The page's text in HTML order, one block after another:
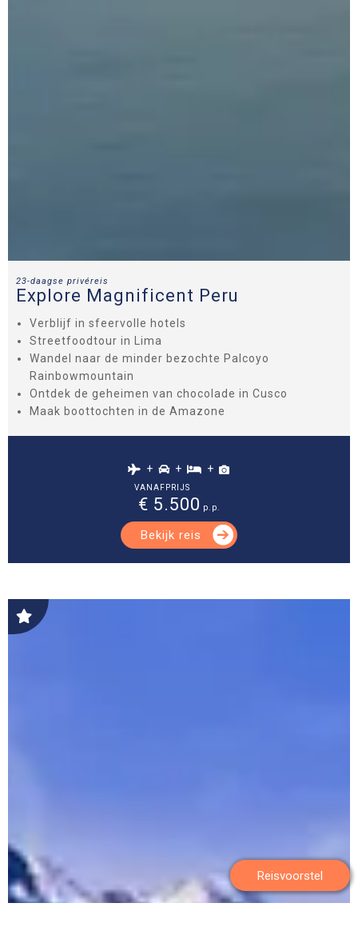
23-daagse privéreis
Explore Magnificent Peru
Verblijf in sfeervolle hotels
Streetfoodtour in Lima
Wandel naar de minder bezochte Palcoyo
Rainbowmountain
Ontdek de geheimen van chocolade in Cusco
Maak boottochten in de Amazone
+ + +
VANAFPRIJS
€ 5.500 p.p.
Bekijk reis
Reisvoorstel